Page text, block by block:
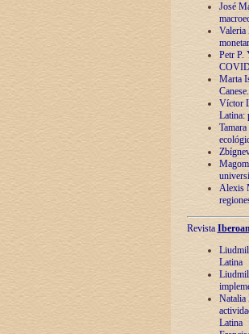
José
Valeria
Petr P.
Marta
Víctor
Latina:
Alexis
Revista
Latina
Natalia
Latina